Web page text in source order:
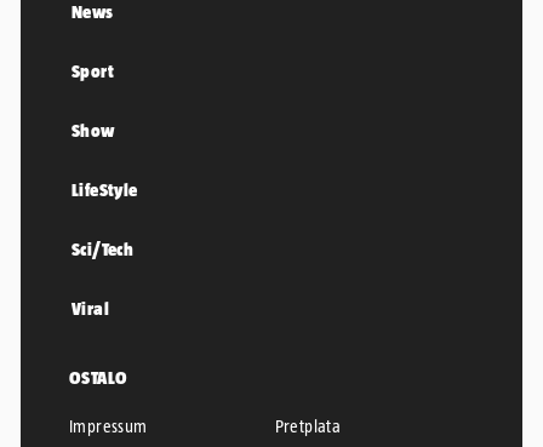
News
Sport
Show
LifeStyle
Sci/Tech
Viral
OSTALO
Impressum Pretplata